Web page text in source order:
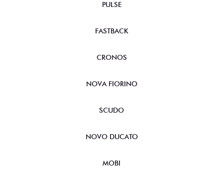
PULSE
FASTBACK
CRONOS
NOVA FIORINO
SCUDO
NOVO DUCATO
MOBI